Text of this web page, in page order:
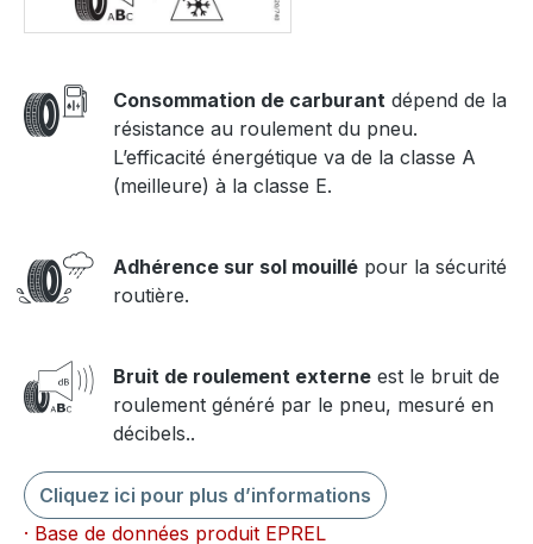
Consommation de carburant dépend de la
résistance au roulement du pneu.
L’efficacité énergétique va de la classe A
(meilleure) à la classe E.
Adhérence sur sol mouillé pour la sécurité
routière.
Bruit de roulement externe est le bruit de
roulement généré par le pneu, mesuré en
décibels..
Cliquez ici pour plus d’informations
· Base de données produit EPREL